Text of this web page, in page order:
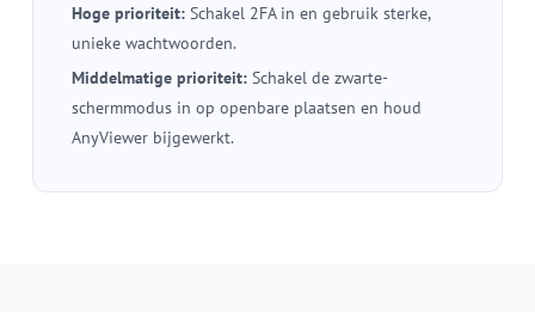
Hoge prioriteit:Schakel 2FA in en gebruik sterke,
unieke wachtwoorden.
Middelmatige prioriteit:Schakel de zwarte-
schermmodus in op openbare plaatsen en houd
AnyViewer bijgewerkt.